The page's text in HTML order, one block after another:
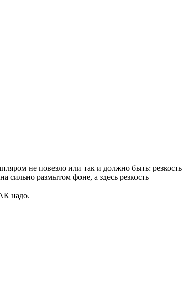
не повезло или так и должно быть: резкость
сильно размытом фоне, а здесь резкость
надо.